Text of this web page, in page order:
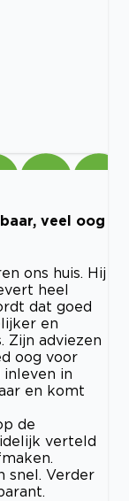
veel oog
ons huis. Hij
heel
dat goed
en
Zijn adviezen
oog voor
in
en komt
de
verteld
snel. Verder